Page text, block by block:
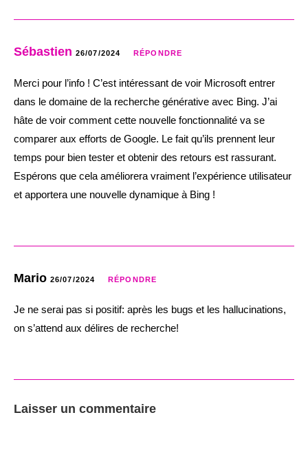
Sébastien 26/07/2024 RÉPONDRE
Merci pour l’info ! C’est intéressant de voir Microsoft entrer
dans le domaine de la recherche générative avec Bing. J’ai
hâte de voir comment cette nouvelle fonctionnalité va se
comparer aux efforts de Google. Le fait qu’ils prennent leur
temps pour bien tester et obtenir des retours est rassurant.
Espérons que cela améliorera vraiment l’expérience utilisateur
et apportera une nouvelle dynamique à Bing !
Mario 26/07/2024 RÉPONDRE
Je ne serai pas si positif: après les bugs et les hallucinations,
on s’attend aux délires de recherche!
Laisser un commentaire